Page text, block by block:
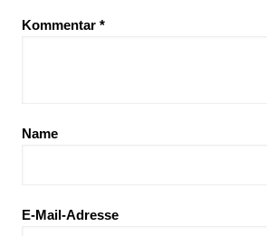
Kommentar *
Name
E-Mail-Adresse